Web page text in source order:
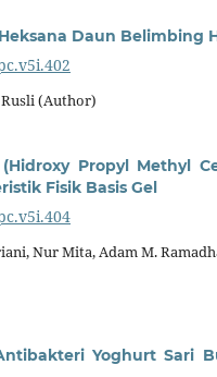
Daun Belimbing
(Author)
Propyl Methyl
Fisik Basis Gel
Nur Mita, Adam M.
Yoghurt Sari